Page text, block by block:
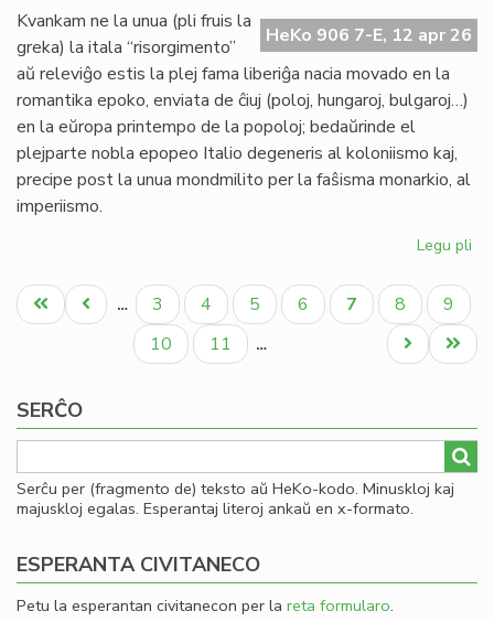
HeKo 906 7-E, 12 apr 26
Kvankam ne la unua (pli fruis la
greka) la itala “risorgimento”
aŭ releviĝo estis la plej fama liberiĝa nacia movado en la
romantika epoko, enviata de ĉiuj (poloj, hungaroj, bulgaroj…)
en la eŭropa printempo de la popoloj; bedaŭrinde el
plejparte nobla epopeo Italio degeneris al koloniismo kaj,
precipe post la unua mondmilito per la faŝisma monarkio, al
imperiismo.
Legu pli
de
Pagination
Unua
paĝo
Antaŭa
paĝo
… Paĝo
3 Paĝo
4 Paĝo
5 Paĝo
6
Aktuala
paĝo
7 Paĝo
8 Paĝo
9
Paĝo
10 Paĝo
11 …
Last
page
Next
page
SERĈO
Serĉu per (fragmento de) teksto aŭ HeKo-kodo. Minuskloj kaj
majuskloj egalas. Esperantaj literoj ankaŭ en x-formato.
ESPERANTA CIVITANECO
Petu la esperantan civitanecon per la reta formularo.